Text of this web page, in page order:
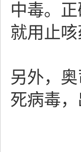
中毒。
就用止
另外，
死病毒